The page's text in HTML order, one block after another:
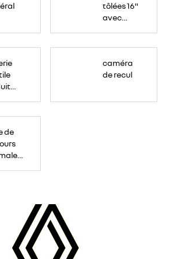
tôlées 16"
avec
caméra
de recul
de